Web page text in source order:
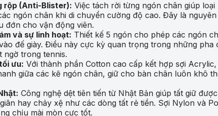
rộp (Anti-Blister): Việc tách rời từng ngón chân giúp
ngón chân khi di chuyển cường độ cao. Đây là
đớn cho vận động viên.
và sự linh hoạt: Thiết kế 5 ngón cho phép các ngón
đế giày. Điều này cực kỳ quan trọng trong những pha
ngờ trong tennis.
ưu: Với thành phần Cotton cao cấp kết hợp sợi
giữa các kẽ ngón chân, giữ cho bàn chân luôn khô
Công nghệ dệt tiên tiến từ Nhật Bản giúp tất giữ
hay chảy xệ như các dòng tất rẻ tiền. Sợi Nylon và
chịu mài mòn cực tốt.